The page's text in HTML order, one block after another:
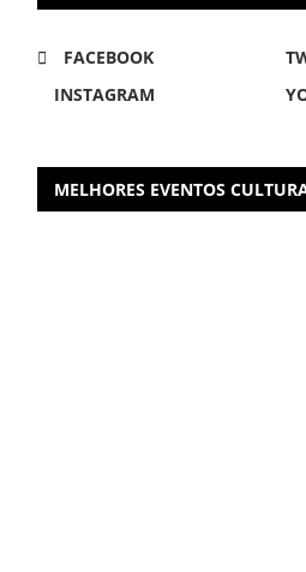
FACEBOOK
INSTAGRAM
MELHORES EVENTOS